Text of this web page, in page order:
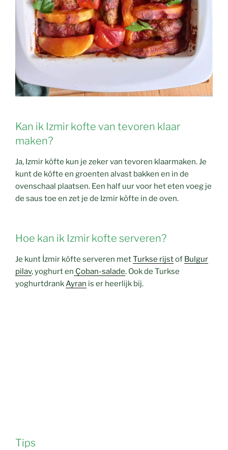
Kan ik Izmir kofte van tevoren klaar
maken?
Ja, Izmir köfte kun je zeker van tevoren klaarmaken. Je
kunt de köfte en groenten alvast bakken en in de
ovenschaal plaatsen. Een half uur voor het eten voeg je
de saus toe en zet je de Izmir köfte in de oven.
Hoe kan ik Izmir kofte serveren?
Je kunt İzmir köfte serveren metTurkse rijstof Bulgur
pilav, yoghurt en Çoban-salade. Ook de Turkse
yoghurtdrankAyran is er heerlijk bij.
Tips